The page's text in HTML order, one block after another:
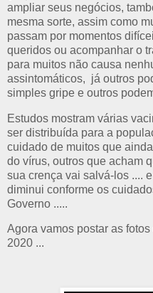
ampliar seus negócios,
mesma sorte, assim como
passam por momentos
queridos ou acompanhar o
para muitos não causa
assintomáticos, já outros
simples gripe e outros
Estudos mostram várias
ser distribuída para a
cuidado de muitos que
do vírus, outros que acham
sua crença vai salvá-los ....
diminui conforme os
Governo .....
Agora vamos postar as
2020 ...